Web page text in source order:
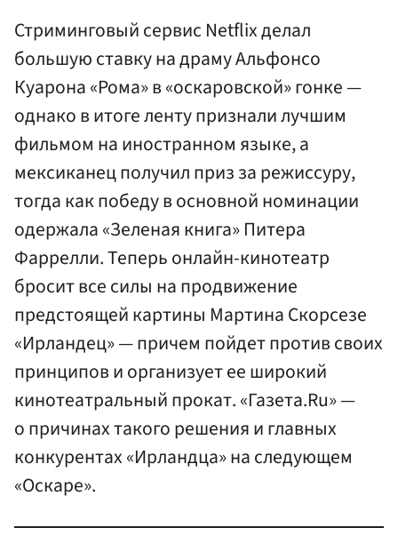
Стриминговый сервис Netflix делал
большую ставку на драму Альфонсо
Куарона «Рома» в «оскаровской» гонке —
однако в итоге ленту признали лучшим
фильмом на иностранном языке, а
мексиканец получил приз за режиссуру,
тогда как победу в основной номинации
одержала «Зеленая книга» Питера
Фаррелли. Теперь онлайн-кинотеатр
бросит все силы на продвижение
предстоящей картины Мартина Скорсезе
«Ирландец» — причем пойдет против своих
принципов и организует ее широкий
кинотеатральный прокат. «Газета.Ru» —
о причинах такого решения и главных
конкурентах «Ирландца» на следующем
«Оскаре».